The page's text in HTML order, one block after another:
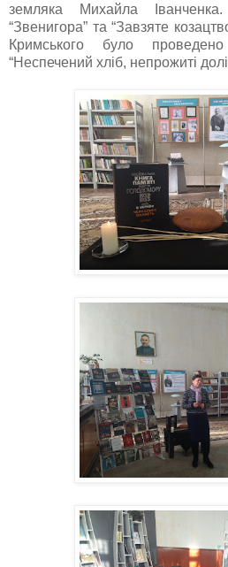
земляка Михайла
“Звенигора” та “Завзяте
Кримського було
“Неспечений хліб, непрожиті